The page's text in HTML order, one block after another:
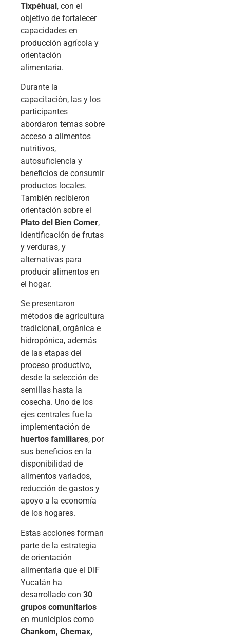
Tixpéhual, con el
objetivo de fortalecer
capacidades en
producción agrícola y
orientación
alimentaria.
Durante la
capacitación, las y los
participantes
abordaron temas sobre
acceso a alimentos
nutritivos,
autosuficiencia y
beneficios de consumir
productos locales.
También recibieron
orientación sobre el
Plato del Bien Comer,
identificación de frutas
y verduras, y
alternativas para
producir alimentos en
el hogar.
Se presentaron
métodos de agricultura
tradicional, orgánica e
hidropónica, además
de las etapas del
proceso productivo,
desde la selección de
semillas hasta la
cosecha. Uno de los
ejes centrales fue la
implementación de
huertos familiares, por
sus beneficios en la
disponibilidad de
alimentos variados,
reducción de gastos y
apoyo a la economía
de los hogares.
Estas acciones forman
parte de la estrategia
de orientación
alimentaria que el DIF
Yucatán ha
desarrollado con 30
grupos comunitarios
en municipios como
Chankom, Chemax,